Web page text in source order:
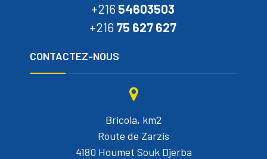
+216 54603503
+216 75 627 627
CONTACTEZ-NOUS
Bricola, km2
Route de Zarzis
4180 Houmet Souk Djerba